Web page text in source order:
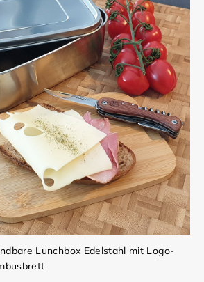
Lunchbox Edelstahl mit Logo-